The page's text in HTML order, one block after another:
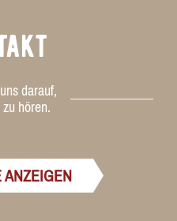
darauf,
hören.
ANZEIGEN